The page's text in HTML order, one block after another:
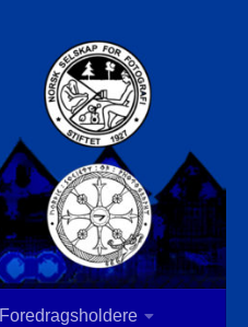
Foredragsholdere